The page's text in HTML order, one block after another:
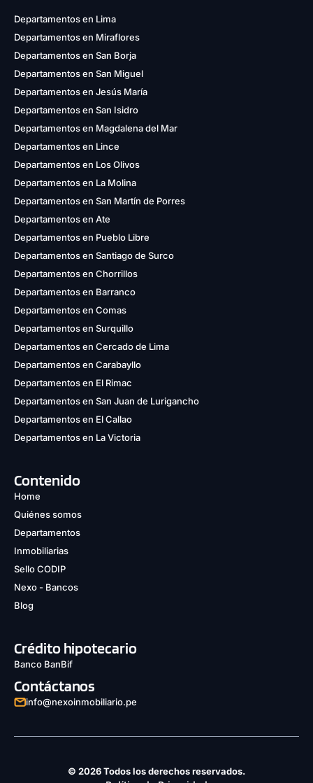
Departamentos en Lima
Departamentos en Miraflores
Departamentos en San Borja
Departamentos en San Miguel
Departamentos en Jesús María
Departamentos en San Isidro
Departamentos en Magdalena del Mar
Departamentos en Lince
Departamentos en Los Olivos
Departamentos en La Molina
Departamentos en San Martín de Porres
Departamentos en Ate
Departamentos en Pueblo Libre
Departamentos en Santiago de Surco
Departamentos en Chorrillos
Departamentos en Barranco
Departamentos en Comas
Departamentos en Surquillo
Departamentos en Cercado de Lima
Departamentos en Carabayllo
Departamentos en El Rimac
Departamentos en San Juan de Lurigancho
Departamentos en El Callao
Departamentos en La Victoria
Contenido
Home
Quiénes somos
Departamentos
Inmobiliarias
Sello CODIP
Nexo - Bancos
Blog
Crédito hipotecario
Banco BanBif
Contáctanos
info@nexoinmobiliario.pe
© 2026 Todos los derechos reservados.